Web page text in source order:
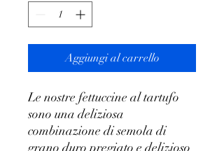
Aggiungi al carrello
Le nostre fettuccine al tartufo
sono una deliziosa
combinazione di semola di
grano duro pregiato e delizioso